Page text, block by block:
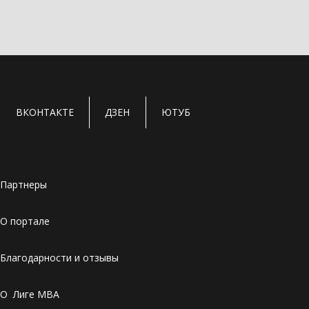
ВКОНТАКТЕ ДЗЕН ЮТУБ
Партнеры
О портале
Благодарности и отзывы
О Лиге MBA